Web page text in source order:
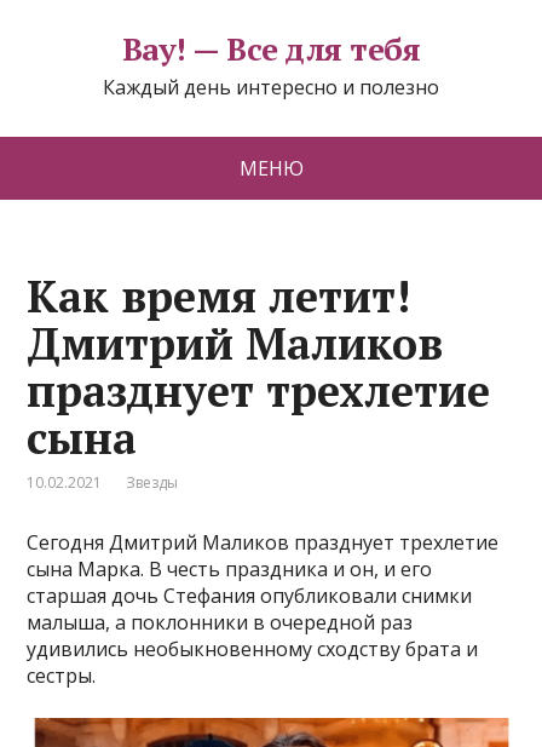
Вау! — Все для тебя
Каждый день интересно и полезно
МЕНЮ
Как время летит!
Дмитрий Маликов
празднует трехлетие
сына
10.02.2021 Звезды
Сегодня Дмитрий Маликов празднует трехлетие
сына Марка. В честь праздника и он, и его
старшая дочь Стефания опубликовали снимки
малыша, а поклонники в очередной раз
удивились необыкновенному сходству брата и
сестры.